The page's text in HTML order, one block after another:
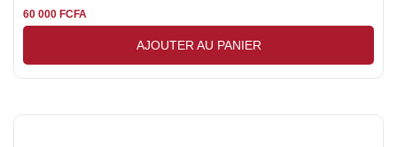
60 000 FCFA
AJOUTER AU PANIER